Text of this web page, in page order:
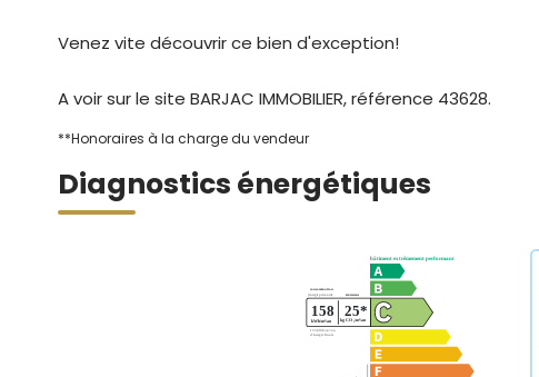
Venez vite découvrir ce bien d'exception!
A voir sur le site BARJAC IMMOBILIER, référence 43628.
**Honoraires à la charge du vendeur
Diagnostics énergétiques